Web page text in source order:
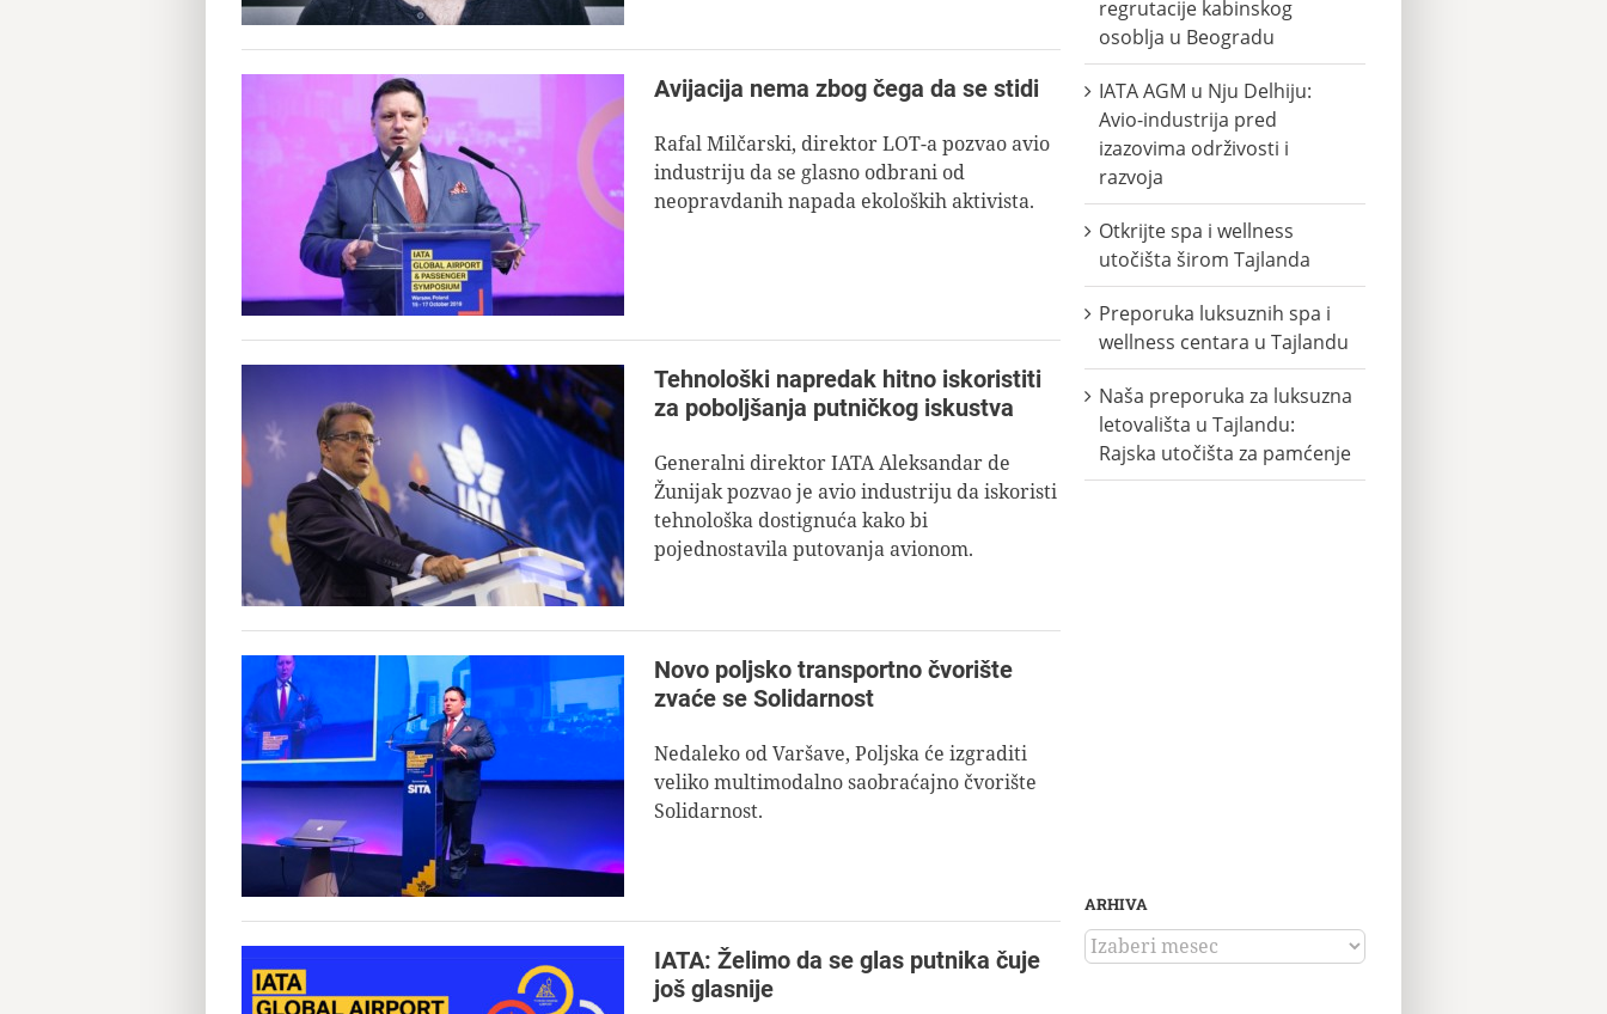
Avijacija nema zbog čega da se stidi
Rafal Milčarski, direktor LOT-a pozvao avio
industriju da se glasno odbrani od
neopravdanih napada ekoloških aktivista.
Tehnološki napredak hitno iskoristiti
za poboljšanja putničkog iskustva
Generalni direktor IATA Aleksandar de
Žunijak pozvao je avio industriju da iskoristi
tehnološka dostignuća kako bi
pojednostavila putovanja avionom.
Novo poljsko transportno čvorište
zvaće se Solidarnost
Nedaleko od Varšave, Poljska će izgraditi
veliko multimodalno saobraćajno čvorište
Solidarnost.
IATA: Želimo da se glas putnika čuje
još glasnije
regrutacije kabinskog
osoblja u Beogradu
IATA AGM u Nju Delhiju:
Avio-industrija pred
izazovima održivosti i
razvoja
Otkrijte spa i wellness
utočišta širom Tajlanda
Preporuka luksuznih spa i
wellness centara u Tajlandu
Naša preporuka za luksuzna
letovališta u Tajlandu:
Rajska utočišta za pamćenje
ARHIVA
ARHIVA